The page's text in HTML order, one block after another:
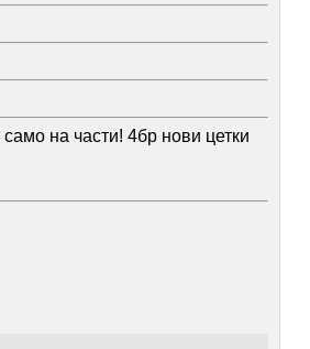
на части! 4бр нови цетки